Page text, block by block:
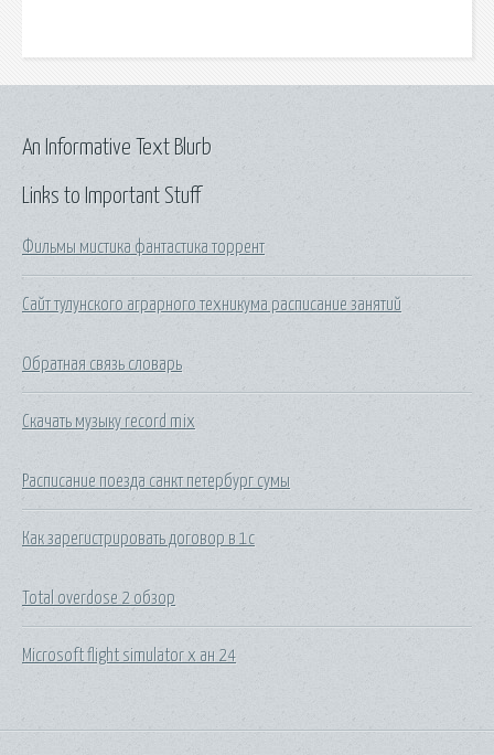
Links to Important Stuff
Фильмы мистика фантастика торрент
Сайт тулунского аграрного техникума расписание занятий
Обратная связь словарь
Скачать музыку record mix
Расписание поезда санкт петербург сумы
Как зарегистрировать договор в 1с
Total overdose 2 обзор
Microsoft flight simulator x ан 24
An Informative Text Blurb